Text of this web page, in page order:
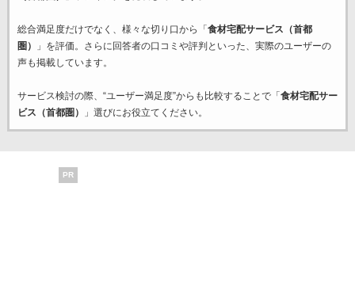
総合満足度だけでなく、様々な切り口から「 食材宅配サービス（首都
圏）
」を評価。さらに回答者の口コミや評判といった、実際のユーザーの
声も掲載しています。
サービス検討の際、“ユーザー満足度”からも比較することで「 食材宅配サー
ビス（首都圏）
」選びにお役立てください。
PR